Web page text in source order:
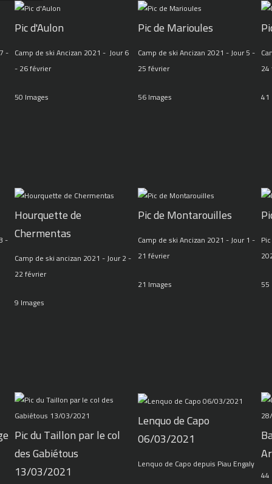
-
Pic d'Aulon
Camp de ski Ancizan 2021 - Jour 6
- 26 février
50 Images
Pic de Marioules
Camp de ski Ancizan 2021 - Jour 5 -
25 février
56 Images 41
-
Hourquette de
Chermentas
Camp de ski ancizan 2021 - Jour 2 -
22 février
9 Images
Pic de Montarouilles
Camp de ski Ancizan 2021 - Jour 1 -
21 février
21 Images 55
Pic du Taillon par le col
des Gabiétous
13/03/2021
Lenquo de Capo
06/03/2021
Lenquo de Capo depuis Piau Engaly
44